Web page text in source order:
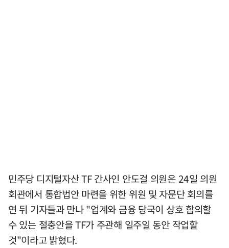
민주당 디지털자산 TF 간사인 안도걸 의원은 24일 의원
회관에서 통합법안 마련을 위한 위원 및 자문단 회의를
연 뒤 기자들과 만나 "업계와 금융 당국이 상호 합의할
수 있는 절충안을 TF가 주관해 일주일 동안 작업할
것"이라고 밝혔다.